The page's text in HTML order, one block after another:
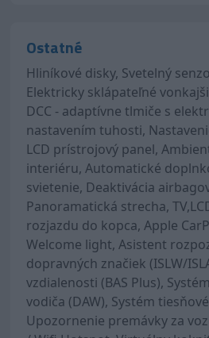
Ostatné
Hliníkové disky, Svetelný
Elektricky sklápateľné
DCC - adaptívne tlmiče s
nastavením tuhosti,
LCD prístrojový panel,
interiéru, Automatické
svietenie, Deaktivácia
Panoramatická strecha,
rozjazdu do kopca, Apple
Welcome light, Asistent
dopravných značiek (ISLW/
vzdialenosti (BAS Plus),
vodiča (DAW), Systém
Upozornenie premávky za